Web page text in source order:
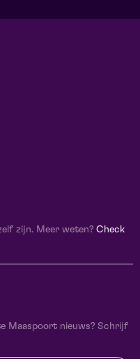
zijn. Meer weten? Check
Maaspoort nieuws? Schrijf